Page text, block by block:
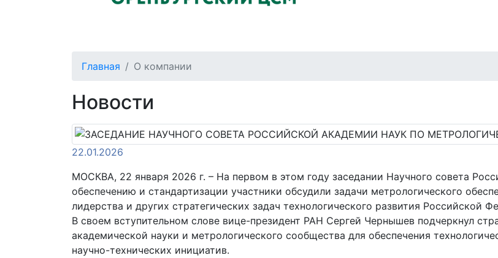
Главная О компании
Новости
22.01.2026
МОСКВА, 22 января 2026 г. – На первом в этом году заседании Научного совета
обеспечению и стандартизации участники обсудили задачи метрологического
лидерства и других стратегических задач технологического развития Российской
В своем вступительном слове вице-президент РАН Сергей Чернышев подчеркнул
академической науки и метрологического сообщества для обеспечения
научно-технических инициатив.